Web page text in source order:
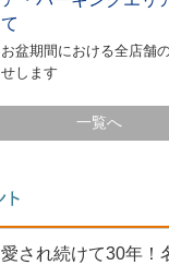
て
お盆期間における全店舗
せします
一覧へ
愛され続けて30年！